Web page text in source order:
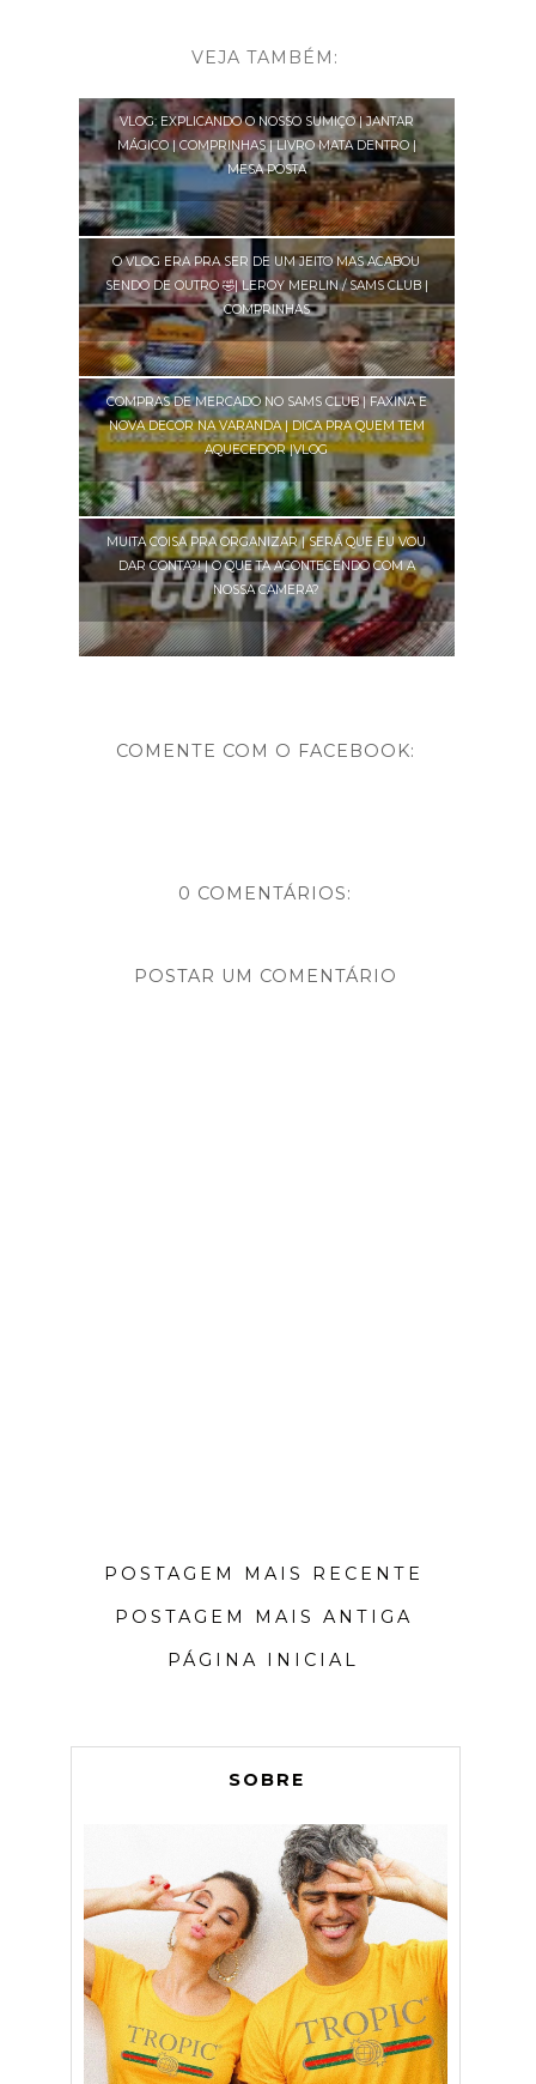
VEJA TAMBÉM:
VLOG: EXPLICANDO O NOSSO SUMIÇO | JANTAR
MÁGICO | COMPRINHAS | LIVRO MATA DENTRO |
MESA POSTA
O VLOG ERA PRA SER DE UM JEITO MAS ACABOU
SENDO DE OUTRO 🤣| LEROY MERLIN / SAMS CLUB |
COMPRINHAS
COMPRAS DE MERCADO NO SAMS CLUB | FAXINA E
NOVA DECOR NA VARANDA | DICA PRA QUEM TEM
AQUECEDOR |VLOG
MUITA COISA PRA ORGANIZAR | SERÁ QUE EU VOU
DAR CONTA?! | O QUE TA ACONTECENDO COM A
NOSSA CAMERA?
COMENTE COM O FACEBOOK:
0 COMENTÁRIOS:
POSTAR UM COMENTÁRIO
POSTAGEM MAIS RECENTE
POSTAGEM MAIS ANTIGA
PÁGINA INICIAL
SOBRE